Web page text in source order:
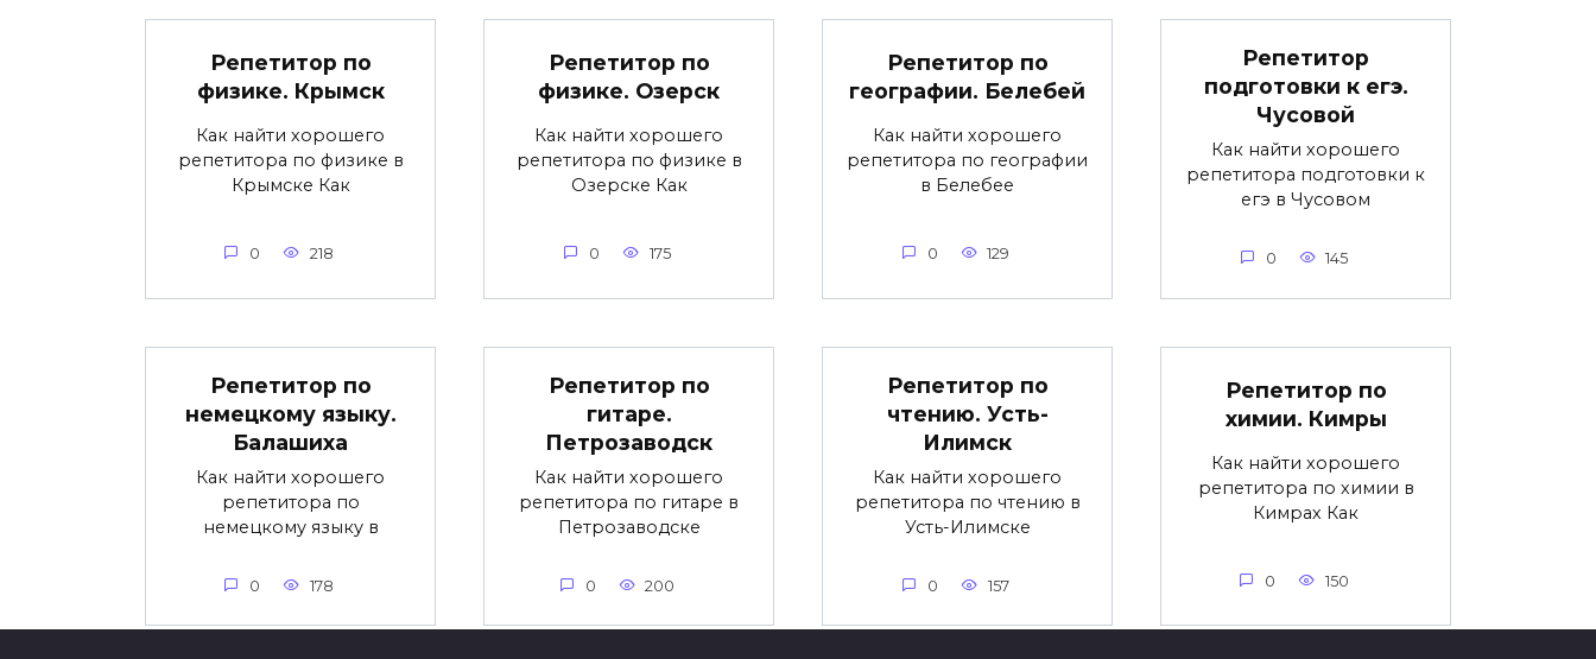
Репетитор по
физике. Крымск
Как найти хорошего
репетитора по физике в
Крымске Как
0 218
Репетитор по
физике. Озерск
Как найти хорошего
репетитора по физике в
Озерске Как
0 175
Репетитор по
географии. Белебей
Как найти хорошего
репетитора по географии
в Белебее
0 129
Репетитор
подготовки к егэ.
Чусовой
Как найти хорошего
репетитора подготовки к
егэ в Чусовом
0 145
Репетитор по
немецкому языку.
Балашиха
Как найти хорошего
репетитора по
немецкому языку в
0 178
Репетитор по
гитаре.
Петрозаводск
Как найти хорошего
репетитора по гитаре в
Петрозаводске
0 200
Репетитор по
чтению. Усть-
Илимск
Как найти хорошего
репетитора по чтению в
Усть-Илимске
0 157
Репетитор по
химии. Кимры
Как найти хорошего
репетитора по химии в
Кимрах Как
0 150